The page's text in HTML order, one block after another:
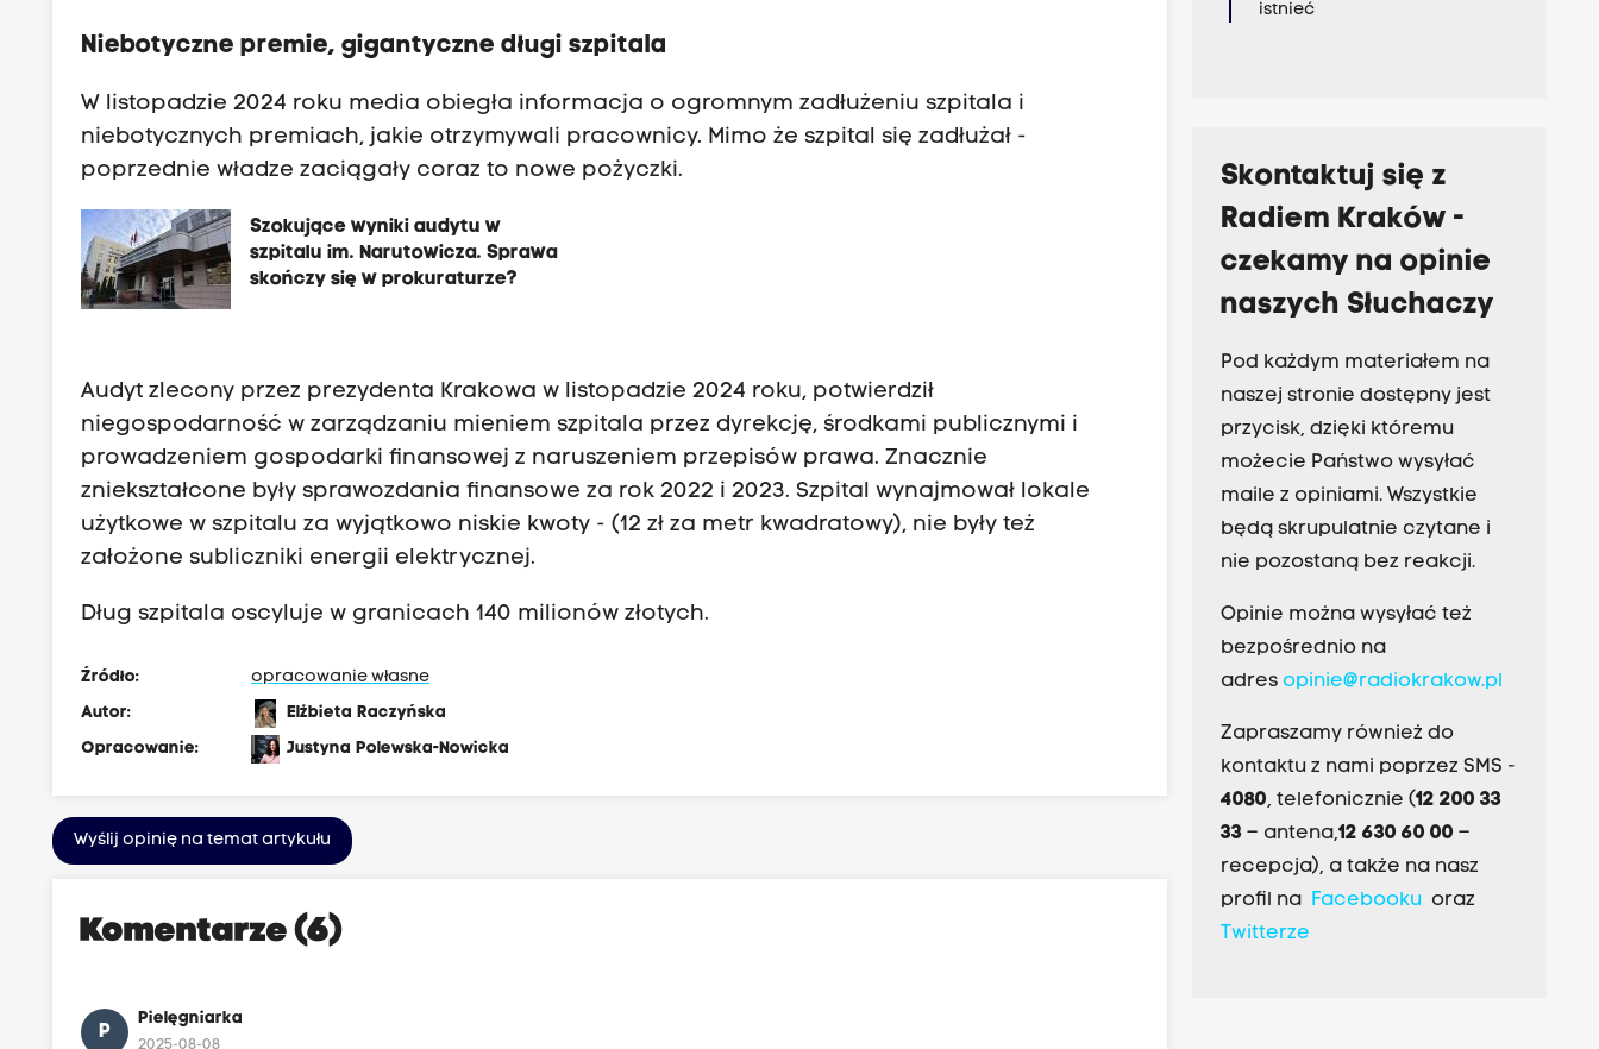
Niebotyczne premie, gigantyczne długi szpitala
W listopadzie 2024 roku media obiegła informacja o ogromnym zadłużeniu szpitala i
niebotycznych premiach, jakie otrzymywali pracownicy. Mimo że szpital się zadłużał -
poprzednie władze zaciągały coraz to nowe pożyczki.
Szokujące wyniki audytu w
szpitalu im. Narutowicza. Sprawa
skończy się w prokuraturze?
Audyt zlecony przez prezydenta Krakowa w listopadzie 2024 roku, potwierdził
niegospodarność w zarządzaniu mieniem szpitala przez dyrekcję, środkami publicznymi i
prowadzeniem gospodarki finansowej z naruszeniem przepisów prawa. Znacznie
zniekształcone były sprawozdania finansowe za rok 2022 i 2023. Szpital wynajmował lokale
użytkowe w szpitalu za wyjątkowo niskie kwoty - (12 zł za metr kwadratowy), nie były też
założone subliczniki energii elektrycznej.
Dług szpitala oscyluje w granicach 140 milionów złotych.
Źródło:
opracowanie własne
Autor:
Elżbieta Raczyńska
Opracowanie:
Justyna Polewska-Nowicka
Wyślij opinię na temat artykułu
Komentarze (6)
P
Pielęgniarka
2025-08-08
istnieć
Skontaktuj się z
Radiem Kraków -
czekamy na opinie
naszych Słuchaczy
Pod każdym materiałem na
naszej stronie dostępny jest
przycisk, dzięki któremu
możecie Państwo wysyłać
maile z opiniami. Wszystkie
będą skrupulatnie czytane i
nie pozostaną bez reakcji.
Opinie można wysyłać też
bezpośrednio na
adres opinie@radiokrakow.pl
Zapraszamy również do
kontaktu z nami poprzez SMS -
4080, telefonicznie (12 200 33
33– antena,12 630 60 00 –
recepcja), a także na nasz
profil na Facebookuoraz
Twitterze